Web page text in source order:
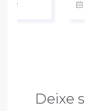
2022
Deixe